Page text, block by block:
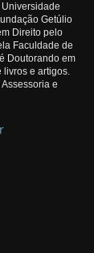
Getúlio
Direito pelo
Faculdade de
Doutorando em
livros e artigos.
e